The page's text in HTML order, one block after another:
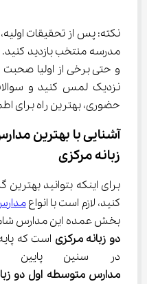
نکته: پس از تحقیقات
مدرسه منتخب بازدید کنید.
و حتی برخی از اولیا
نزدیک لمس کنید و
حضوری، بهترین راه برای
آشنایی با بهترین
زبانه مرکزی
برای اینکه بتوانید بهترین
کنید، لازم است با انواع
بخش عمده این مدارس
دو زبانه مرکزی
در سنین پایین ایجاد می‌کنند. در
مدارس متوسطه اول دو